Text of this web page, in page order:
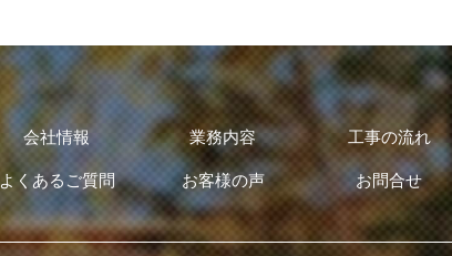
会社情報 業務内容 工事の流れ
よくあるご質問 お客様の声 お問合せ